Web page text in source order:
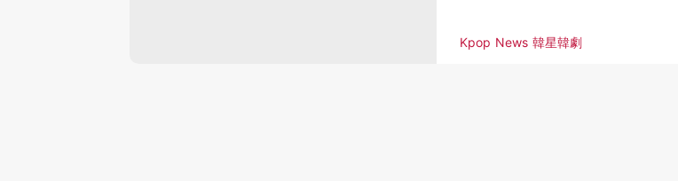
Kpop News 韓星韓劇